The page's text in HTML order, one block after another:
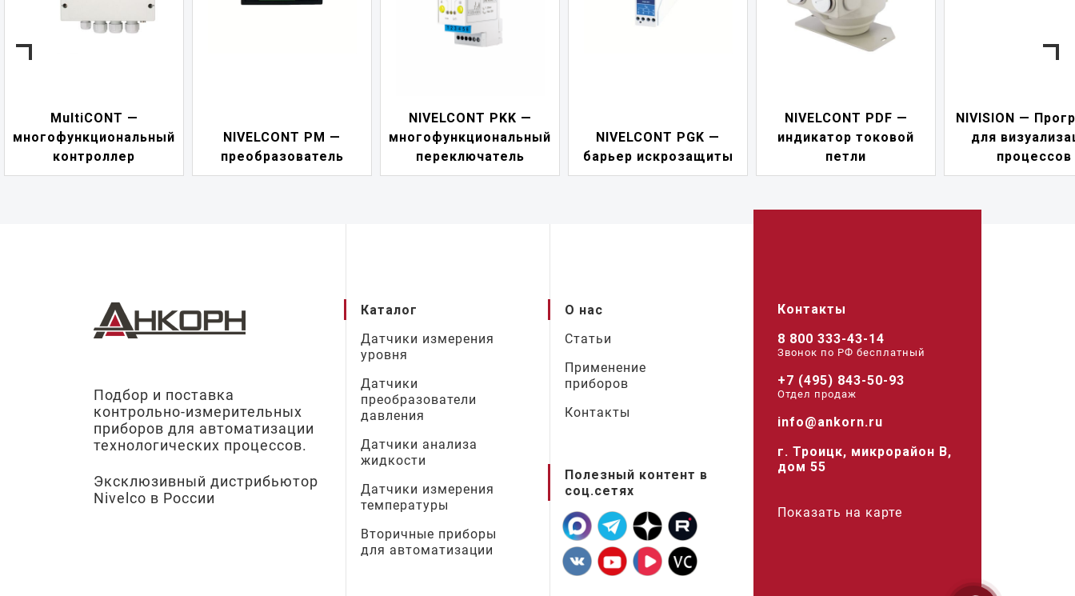
MultiCONT —
многофункциональный
контроллер
NIVELCONT PM —
преобразователь
NIVELCONT PKK —
многофункциональный
переключатель
NIVELCONT PGK —
барьер искрозащиты
NIVELCONT PDF —
индикатор токовой
петли
NIVISION —
для
процессов
Подбор и поставка
контрольно-измерительных
приборов для автоматизации
технологических процессов.
Эксклюзивный дистрибьютор
Nivelco в России
Каталог
Датчики измерения
уровня
Датчики
преобразователи
давления
Датчики анализа
жидкости
Датчики измерения
температуры
Вторичные приборы
для автоматизации
О нас
Статьи
Применение
приборов
Контакты
Полезный контент в
соц.сетях
Контакты
8 800 333-43-14
Звонок по РФ беcплатный
+7 (495) 843-50-93
Отдел продаж
info@ankorn.ru
г. Троицк, микрорайон В,
дом 55
Показать на карте